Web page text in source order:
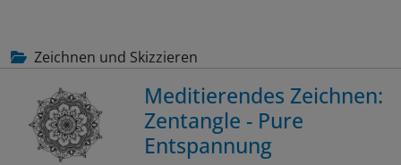
Zeichnen und Skizzieren
Meditierendes Zeichnen:
Zentangle - Pure
Entspannung